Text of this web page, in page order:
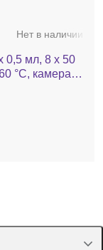
Нет в наличии
0,5 мл, 8 х 50
°C, камера